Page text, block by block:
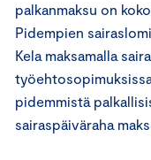
palkanmaksu on
Pidempien
Kela maksamalla
pidemmistä
sairaspäiväraha